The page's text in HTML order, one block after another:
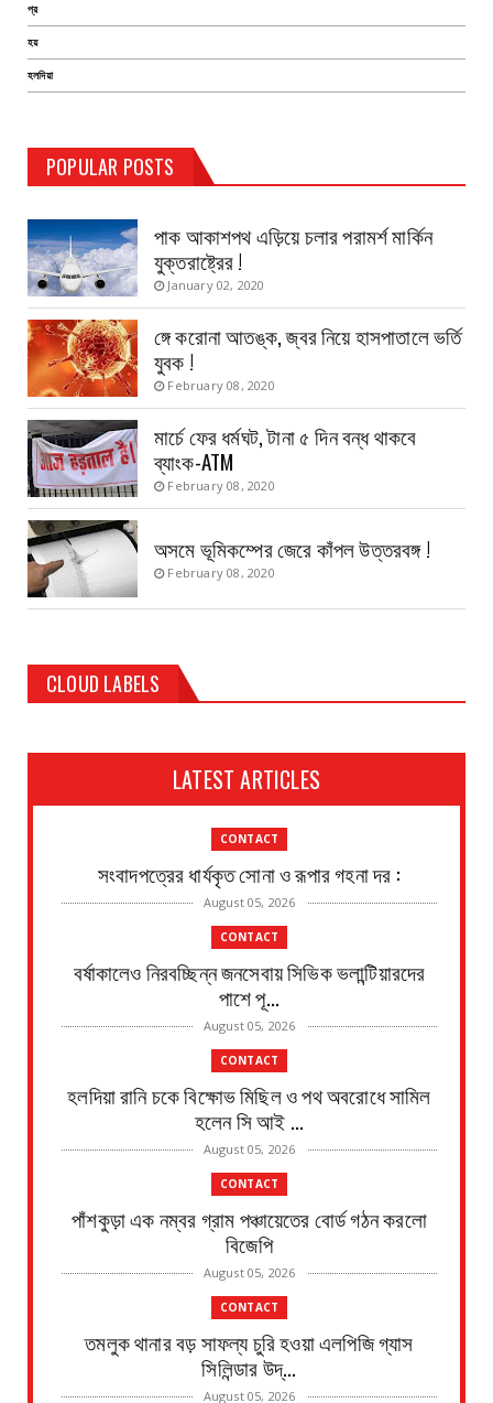
প্র
হয়
হলদিয়া
POPULAR POSTS
TEST PAGE
Haldia Bandar August 14, 2019
পাক আকাশপথ এড়িয়ে চলার পরামর্শ মার্কিন
যুক্তরাষ্ট্রের !
January 02, 2020
ঙ্গে করোনা আতঙ্ক, জ্বর নিয়ে হাসপাতালে ভর্তি
যুবক !
February 08, 2020
মার্চে ফের ধর্মঘট, টানা ৫ দিন বন্ধ থাকবে
ব্যাংক-ATM
February 08, 2020
অসমে ভূমিকম্পের জেরে কাঁপল উত্তরবঙ্গ !
February 08, 2020
CLOUD LABELS
LATEST ARTICLES
CONTACT
সংবাদপত্রের ধার্যকৃত সোনা ও রূপার গহনা দর :
August 05, 2026
CONTACT
বর্ষাকালেও নিরবচ্ছিন্ন জনসেবায় সিভিক ভলান্টিয়ারদের
পাশে পূ...
August 05, 2026
CONTACT
হলদিয়া রানি চকে বিক্ষোভ মিছিল ও পথ অবরোধে সামিল
হলেন সি আই ...
August 05, 2026
CONTACT
পাঁশকুড়া এক নম্বর গ্রাম পঞ্চায়েতের বোর্ড গঠন করলো
বিজেপি
August 05, 2026
CONTACT
তমলুক থানার বড় সাফল্য চুরি হওয়া এলপিজি গ্যাস
সিলিন্ডার উদ্...
August 05, 2026